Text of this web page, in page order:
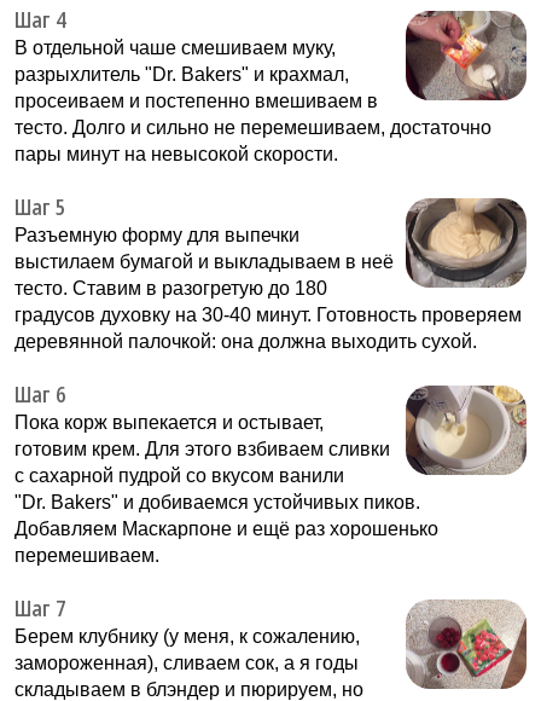
Шаг 4
В отдельной чаше смешиваем муку,
разрыхлитель "Dr. Bakers" и крахмал,
просеиваем и постепенно вмешиваем в
тесто. Долго и сильно не перемешиваем, достаточно
пары минут на невысокой скорости.
Шаг 5
Разъемную форму для выпечки
выстилаем бумагой и выкладываем в неё
тесто. Ставим в разогретую до 180
градусов духовку на 30-40 минут. Готовность проверяем
деревянной палочкой: она должна выходить сухой.
Шаг 6
Пока корж выпекается и остывает,
готовим крем. Для этого взбиваем сливки
с сахарной пудрой со вкусом ванили
"Dr. Bakers" и добиваемся устойчивых пиков.
Добавляем Маскарпоне и ещё раз хорошенько
перемешиваем.
Шаг 7
Берем клубнику (у меня, к сожалению,
замороженная), сливаем сок, а я годы
складываем в блэндер и пюрируем, но